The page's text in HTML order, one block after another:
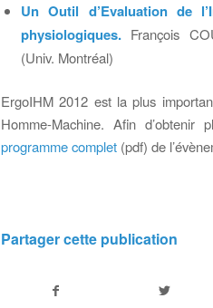
Un Outil d’Evaluation de
physiologiques. François
(Univ. Montréal)
ErgoIHM 2012 est la plus
Homme-Machine. Afin d’obtenir
programme complet (pdf) de
Partager cette publication